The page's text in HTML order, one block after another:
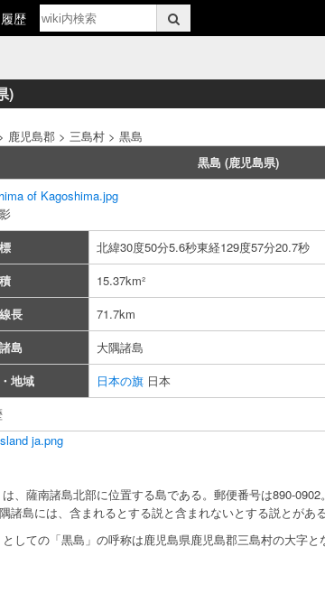
履歴
)
鹿児島郡 > 三島村 > 黒島
黒島 (鹿児島県)
of Kagoshima.jpg
北緯30度50分5.6秒東経129度57分20.7秒
15.37km²
長
71.7km
島
大隅諸島
地域
日本の旗 日本
ja.png
、薩南諸島北部に位置する島である。郵便番号は890-
諸島には、含まれるとする説と含まれないとする説とがある
しての「黒島」の呼称は鹿児島県鹿児島郡三島村の大字と